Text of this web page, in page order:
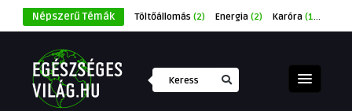
Népszerű Témák Töltőállomás (2) Energia (2) Karóra (1)